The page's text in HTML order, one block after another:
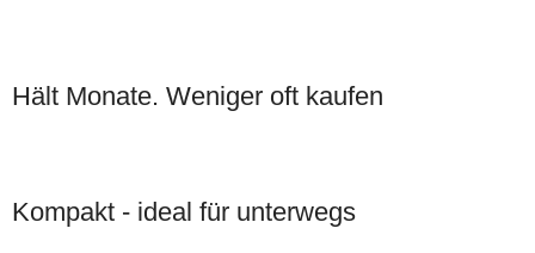
Hält Monate. Weniger oft kaufen
Kompakt - ideal für unterwegs